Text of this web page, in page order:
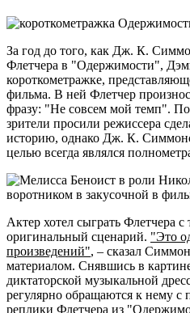
За год до того, как Дж. К.
Флетчера в "Одержимости",
короткометражке,
фильма. В ней Флетчер
фразу: "Не совсем мой темп".
зрители просили режиссера
историю, однако Дж. К.
целью всегда являлся
Актер хотел сыграть Флетчера
оригинальный сценарий. "Это
произведений", – сказал
материалом. Снявшись в
диктаторской музыкальной
регулярно обращаются к нему с
реплики Флетчера из